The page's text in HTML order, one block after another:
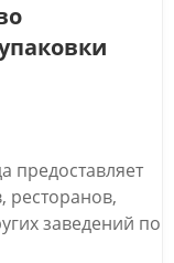
предоставляет
ресторанов,
заведений по